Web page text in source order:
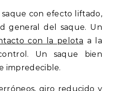
con efecto liftado,
general del saque. Un
con la pelota a la
Un saque bien
impredecible.
giro reducido y